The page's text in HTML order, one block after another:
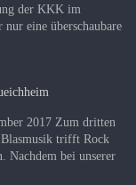
der KKK im
eine überschaubare
2017 Zum dritten
trifft Rock
Nachdem bei unserer